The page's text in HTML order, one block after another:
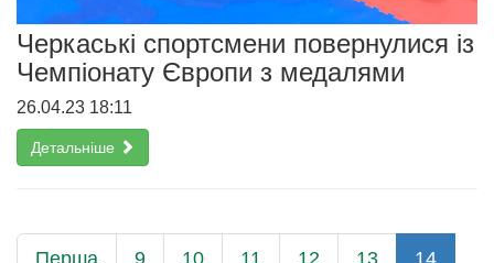
Черкаські спортсмени повернулися із
Чемпіонату Європи з медалями
26.04.23 18:11
Детальніше
Перша 9 10 11 12 13 14